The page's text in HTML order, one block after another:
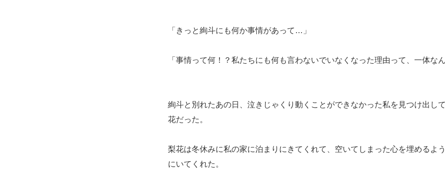
「きっと絢斗にも何か事情があって…」
「事情って何！？私たちにも何も言わないでいなくなった理由って、一体なん
絢斗と別れたあの日、泣きじゃくり動くことができなかった私を見つけ出し
花だった。
梨花は冬休みに私の家に泊まりにきてくれて、空いてしまった心を埋めるよ
にいてくれた。